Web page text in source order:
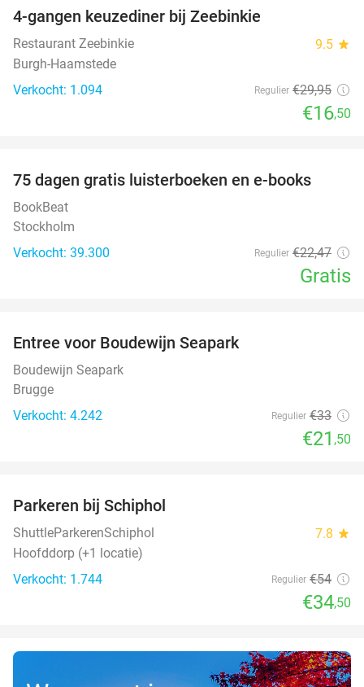
4-gangen keuzediner bij Zeebinkie
Restaurant Zeebinkie 9.5 star
Burgh-Haamstede
Verkocht: 1.094
Regulier €29,95
€16,50
75 dagen gratis luisterboeken en e-books
BookBeat
Stockholm
Verkocht: 39.300
Regulier €22,47
Gratis
Entree voor Boudewijn Seapark
Boudewijn Seapark
Brugge
Verkocht: 4.242
Regulier €33
€21 ,50
Parkeren bij Schiphol
ShuttleParkerenSchiphol 7.8 star
Hoofddorp (+1 locatie)
Verkocht: 1.744
Regulier €54
€34,50